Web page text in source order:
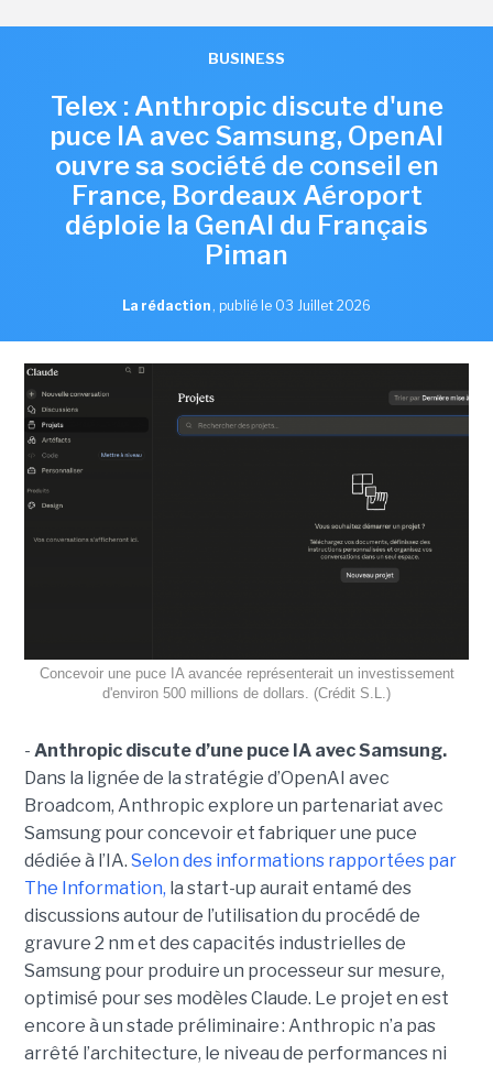
BUSINESS
Telex : Anthropic discute d'une
puce IA avec Samsung, OpenAI
ouvre sa société de conseil en
France, Bordeaux Aéroport
déploie la GenAI du Français
Piman
La rédaction , publié le 03 Juillet 2026
Concevoir une puce IA avancée représenterait un investissement
d'environ 500 millions de dollars. (Crédit S.L.)
- Anthropic discute d’une puce IA avec Samsung.
Dans la lignée de la stratégie d’OpenAI avec
Broadcom, Anthropic explore un partenariat avec
Samsung pour concevoir et fabriquer une puce
dédiée à l’IA. Selon des informations rapportées par
The Information, la start-up aurait entamé des
discussions autour de l’utilisation du procédé de
gravure 2 nm et des capacités industrielles de
Samsung pour produire un processeur sur mesure,
optimisé pour ses modèles Claude. Le projet en est
encore à un stade préliminaire : Anthropic n’a pas
arrêté l’architecture, le niveau de performances ni